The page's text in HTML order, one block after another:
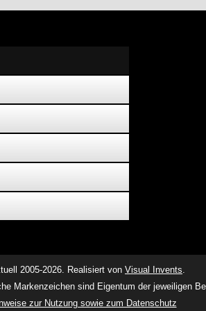
2005-2026. Realisiert von Visual Invents.
Markenzeichen sind Eigentum der jeweiligen
zur Nutzung sowie zum Datenschutz